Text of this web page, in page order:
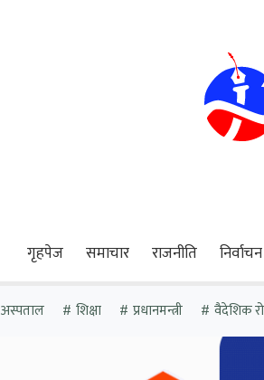
गृहपेज समाचार राजनीति निर्वाचन
अस्पताल शिक्षा प्रधानमन्त्री वैदेशिक